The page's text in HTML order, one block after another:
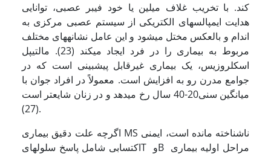
کند. با تخریب غلاف میلین یا خود فیبر عصبی، توانایی
هدایت ایمپالس­های الکتریکی از سیستم عصبی مرکزی به
اندام و بالعکس مختل می­شود و این عامل نشانه­های مختلف
مربوط به بیماری را در فرد ایجاد می­کند (23). مالتیپل
اسکلروزیس، یک بیماری غیرقابل پیش­بینی است که در
جوامع مدرن رو به افزایش است. معمولاً در افراد جوان با
میانگین سنی20-40 سال رخ می­دهد و در زنان شایع­تر است
(27).
اگرچه علت دقیق بیماری MS ناشناخته مانده است، ایمنی
اکتسابی شامل پاسخ سلول­هایT وB مراحل اولیه بیماری